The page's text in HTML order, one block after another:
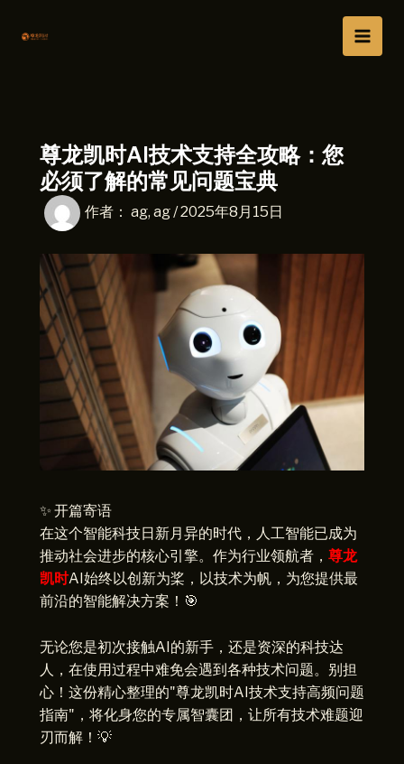
Main
尊龙凯时AI技术支持全攻略：您
必须了解的常见问题宝典
作者： ag, ag/2025年8月15日
✨ 开篇寄语
在这个智能科技日新月异的时代，人工智能已成为
推动社会进步的核心引擎。作为行业领航者， 尊龙
凯时AI始终以创新为桨，以技术为帆，为您提供最
前沿的智能解决方案！🎯
无论您是初次接触AI的新手，还是资深的科技达
人，在使用过程中难免会遇到各种技术问题。别担
心！这份精心整理的"尊龙凯时AI技术支持高频问题
指南"，将化身您的专属智囊团，让所有技术难题迎
刃而解！💡